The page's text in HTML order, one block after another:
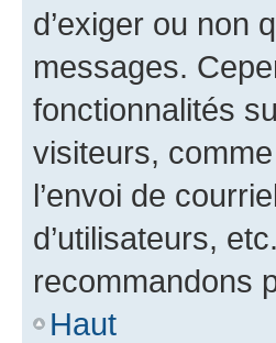
d’exiger ou non
messages.
fonctionnalités
visiteurs,
l’envoi de
d’utilisateurs,
recommandons
Haut